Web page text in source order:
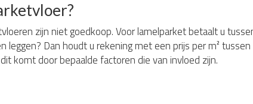
zijn niet goedkoop. Voor lamelparket betaalt u
leggen? Dan houdt u rekening met een prijs per m²
komt door bepaalde factoren die van invloed zijn.